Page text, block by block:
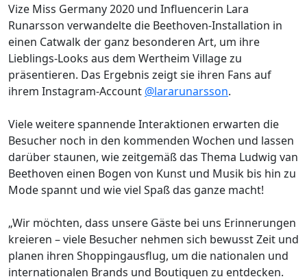
Vize Miss Germany 2020 und Influencerin Lara
Runarsson verwandelte die Beethoven-Installation in
einen Catwalk der ganz besonderen Art, um ihre
Lieblings-Looks aus dem Wertheim Village zu
präsentieren. Das Ergebnis zeigt sie ihren Fans auf
ihrem Instagram-Account @lararunarsson.
Viele weitere spannende Interaktionen erwarten die
Besucher noch in den kommenden Wochen und lassen
darüber staunen, wie zeitgemäß das Thema Ludwig van
Beethoven einen Bogen von Kunst und Musik bis hin zu
Mode spannt und wie viel Spaß das ganze macht!
„Wir möchten, dass unsere Gäste bei uns Erinnerungen
kreieren – viele Besucher nehmen sich bewusst Zeit und
planen ihren Shoppingausflug, um die nationalen und
internationalen Brands und Boutiquen zu entdecken.